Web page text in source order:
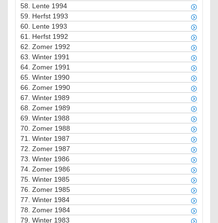
58. Lente 1994
59. Herfst 1993
60. Lente 1993
61. Herfst 1992
62. Zomer 1992
63. Winter 1991
64. Zomer 1991
65. Winter 1990
66. Zomer 1990
67. Winter 1989
68. Zomer 1989
69. Winter 1988
70. Zomer 1988
71. Winter 1987
72. Zomer 1987
73. Winter 1986
74. Zomer 1986
75. Winter 1985
76. Zomer 1985
77. Winter 1984
78. Zomer 1984
79. Winter 1983